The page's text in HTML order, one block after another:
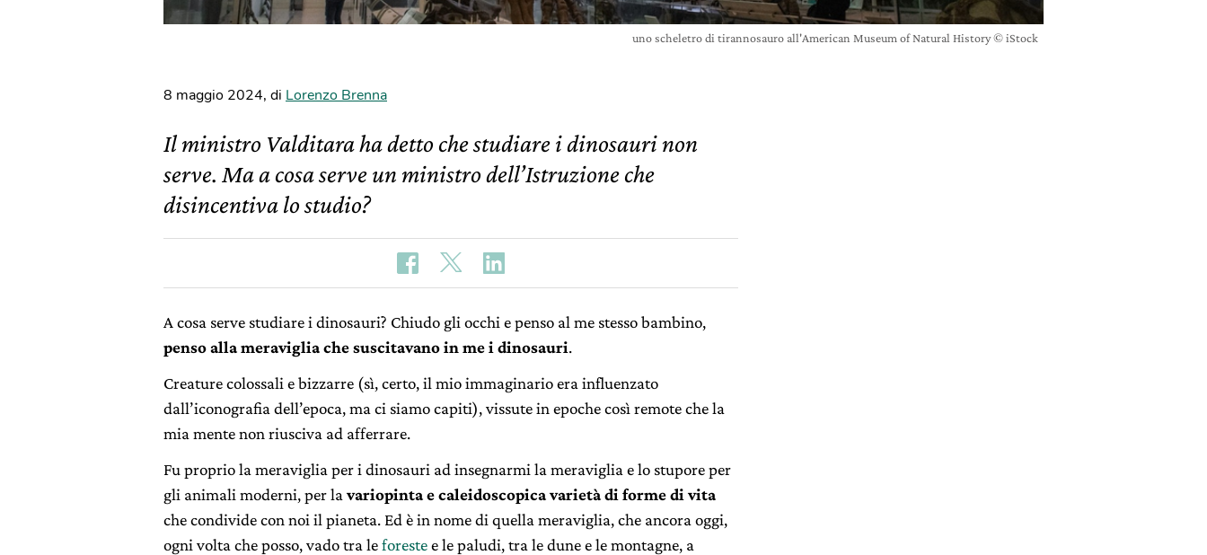
uno scheletro di tirannosauro all'American Museum of Natural History © iStock
8 maggio 2024, di Lorenzo Brenna
Il ministro Valditara ha detto che studiare i dinosauri non
serve. Ma a cosa serve un ministro dell’Istruzione che
disincentiva lo studio?
A cosa serve studiare i dinosauri? Chiudo gli occhi e penso al me stesso bambino,
penso alla meraviglia che suscitavano in me i dinosauri.
Creature colossali e bizzarre (sì, certo, il mio immaginario era influenzato
dall’iconografia dell’epoca, ma ci siamo capiti), vissute in epoche così remote che la
mia mente non riusciva ad afferrare.
Fu proprio la meraviglia per i dinosauri ad insegnarmi la meraviglia e lo stupore per
gli animali moderni, per la variopinta e caleidoscopica varietà di forme di vita
che condivide con noi il pianeta. Ed è in nome di quella meraviglia, che ancora oggi,
ogni volta che posso, vado tra leforestee le paludi, tra le dune e le montagne, a